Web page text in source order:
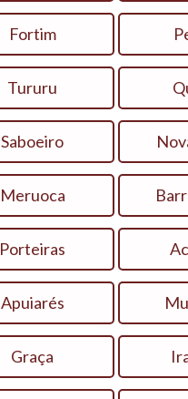
Fortim
Tururu
Saboeiro
Meruoca
Porteiras
Apuiarés
Graça